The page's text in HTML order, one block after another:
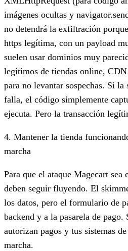
imágenes ocultas y
no detendrá la exfiltración
https legítima, con un payload
suelen usar dominios muy
legítimos de tiendas online,
para no levantar sospechas. Si
falla, el código simplemente
ejecuta. Pero la transacción
4. Mantener la tienda
marcha
Para que el ataque Magecart sea
deben seguir fluyendo. El
los datos, pero el formulario de
backend y a la pasarela de pago.
autorizan pagos y tus sistemas
marcha.